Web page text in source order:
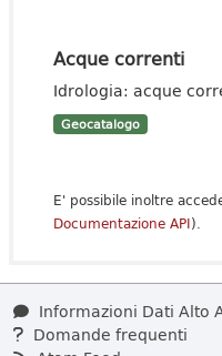
Acque correnti
Idrologia: acque
Geocatalogo
E' possibile inoltre
Documentazione API).
Informazioni Dati Alto
Domande frequenti